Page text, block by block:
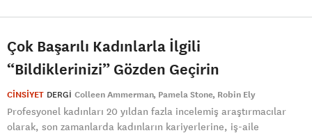
Çok Başarılı Kadınlarla İlgili
“Bildiklerinizi” Gözden Geçirin
CİNSİYET DERGI Colleen Ammerman Pamela Stone Robin Ely
Profesyonel kadınları 20 yıldan fazla incelemiş araştırmacılar
olarak, son zamanlarda kadınların kariyerlerine, iş-aile